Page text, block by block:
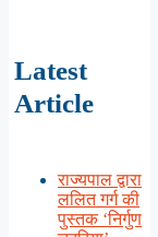
Latest
Article
राज्यपाल द्वारा
ललित गर्ग की
पुस्तक ‘निर्गुण